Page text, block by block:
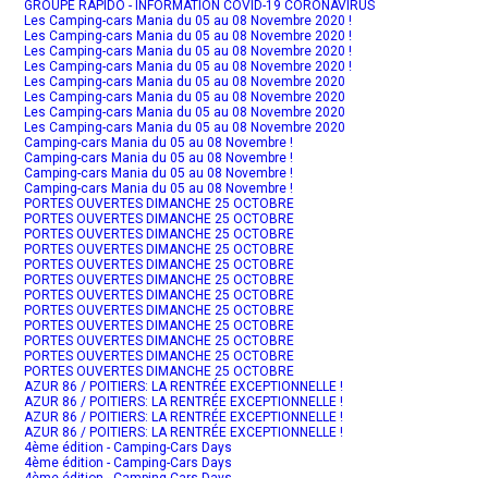
GROUPE RAPIDO - INFORMATION COVID-19 CORONAVIRUS
Les Camping-cars Mania du 05 au 08 Novembre 2020 !
Les Camping-cars Mania du 05 au 08 Novembre 2020 !
Les Camping-cars Mania du 05 au 08 Novembre 2020 !
Les Camping-cars Mania du 05 au 08 Novembre 2020 !
Les Camping-cars Mania du 05 au 08 Novembre 2020
Les Camping-cars Mania du 05 au 08 Novembre 2020
Les Camping-cars Mania du 05 au 08 Novembre 2020
Les Camping-cars Mania du 05 au 08 Novembre 2020
Camping-cars Mania du 05 au 08 Novembre !
Camping-cars Mania du 05 au 08 Novembre !
Camping-cars Mania du 05 au 08 Novembre !
Camping-cars Mania du 05 au 08 Novembre !
PORTES OUVERTES DIMANCHE 25 OCTOBRE
PORTES OUVERTES DIMANCHE 25 OCTOBRE
PORTES OUVERTES DIMANCHE 25 OCTOBRE
PORTES OUVERTES DIMANCHE 25 OCTOBRE
PORTES OUVERTES DIMANCHE 25 OCTOBRE
PORTES OUVERTES DIMANCHE 25 OCTOBRE
PORTES OUVERTES DIMANCHE 25 OCTOBRE
PORTES OUVERTES DIMANCHE 25 OCTOBRE
PORTES OUVERTES DIMANCHE 25 OCTOBRE
PORTES OUVERTES DIMANCHE 25 OCTOBRE
PORTES OUVERTES DIMANCHE 25 OCTOBRE
PORTES OUVERTES DIMANCHE 25 OCTOBRE
AZUR 86 / POITIERS: LA RENTRÉE EXCEPTIONNELLE !
AZUR 86 / POITIERS: LA RENTRÉE EXCEPTIONNELLE !
AZUR 86 / POITIERS: LA RENTRÉE EXCEPTIONNELLE !
AZUR 86 / POITIERS: LA RENTRÉE EXCEPTIONNELLE !
4ème édition - Camping-Cars Days
4ème édition - Camping-Cars Days